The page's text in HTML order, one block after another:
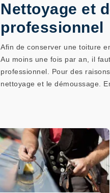
Nettoyage et
professionnel
Afin de conserver une toiture
Au moins une fois par an, il
professionnel. Pour des
nettoyage et le démoussage.